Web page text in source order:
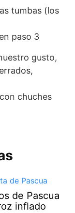
tumbas (los
gusto,
de Pascua
inflado